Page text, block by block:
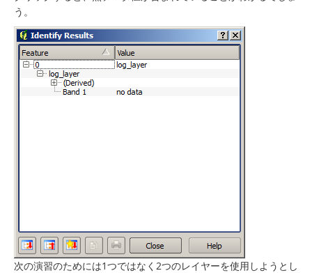
う。
次の演習のためには1つではなく2つのレイヤーを使用しようとし